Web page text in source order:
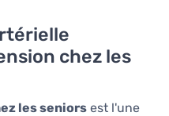
chez les
les seniors est l'une